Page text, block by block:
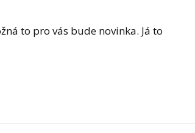
to pro vás bude novinka. Já to